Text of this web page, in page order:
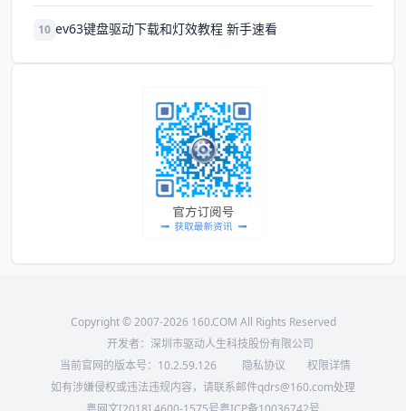
10 ev63键盘驱动下载和灯效教程 新手速看
Copyright © 2007-2026 160.COM All Rights Reserved
开发者：深圳市驱动人生科技股份有限公司
当前官网的版本号： 10.2.59.126 隐私协议
权限详情
如有涉嫌侵权或违法违规内容，请联系邮件qdrs@160.com处理